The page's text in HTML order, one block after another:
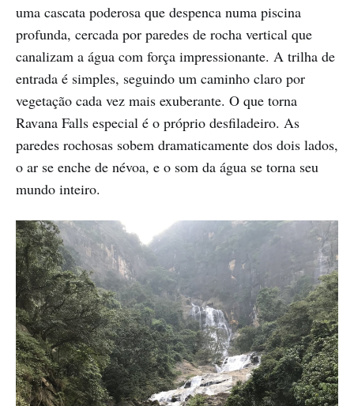
uma cascata poderosa que despenca numa piscina
profunda, cercada por paredes de rocha vertical que
canalizam a água com força impressionante. A trilha de
entrada é simples, seguindo um caminho claro por
vegetação cada vez mais exuberante. O que torna
Ravana Falls especial é o próprio desfiladeiro. As
paredes rochosas sobem dramaticamente dos dois lados,
o ar se enche de névoa, e o som da água se torna seu
mundo inteiro.